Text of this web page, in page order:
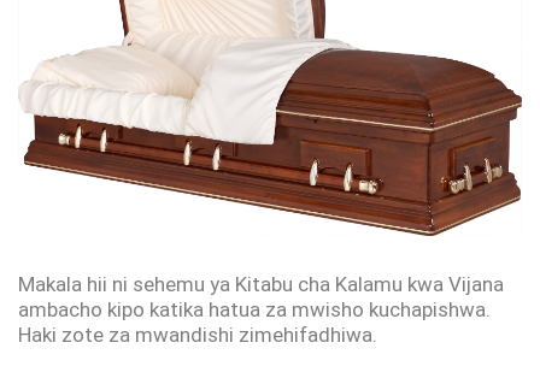
Makala hii ni sehemu ya Kitabu cha Kalamu kwa Vijana
ambacho kipo katika hatua za mwisho kuchapishwa.
Haki zote za mwandishi zimehifadhiwa.